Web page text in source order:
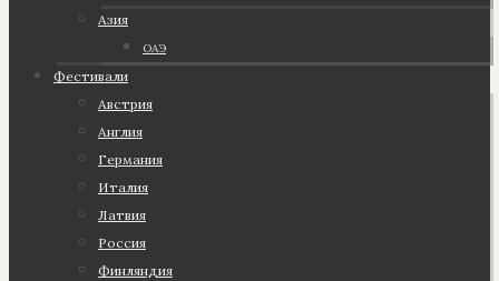
Азия
ОАЭ
Фестивали
Австрия
Англия
Германия
Италия
Латвия
Россия
Финляндия